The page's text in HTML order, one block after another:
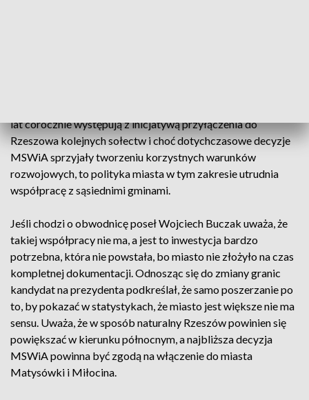
lat corocznie występują z inicjatywą przyłączenia do
Rzeszowa kolejnych sołectw i choć dotychczasowe decyzje
MSWiA sprzyjały tworzeniu korzystnych warunków
rozwojowych, to polityka miasta w tym zakresie utrudnia
współpracę z sąsiednimi gminami.
Jeśli chodzi o obwodnicę poseł Wojciech Buczak uważa, że
takiej współpracy nie ma, a jest to inwestycja bardzo
potrzebna, która nie powstała, bo miasto nie złożyło na czas
kompletnej dokumentacji. Odnosząc się do zmiany granic
kandydat na prezydenta podkreślał, że samo poszerzanie po
to, by pokazać w statystykach, że miasto jest większe nie ma
sensu. Uważa, że w sposób naturalny Rzeszów powinien się
powiększać w kierunku północnym, a najbliższa decyzja
MSWiA powinna być zgodą na włączenie do miasta
Matysówki i Miłocina.